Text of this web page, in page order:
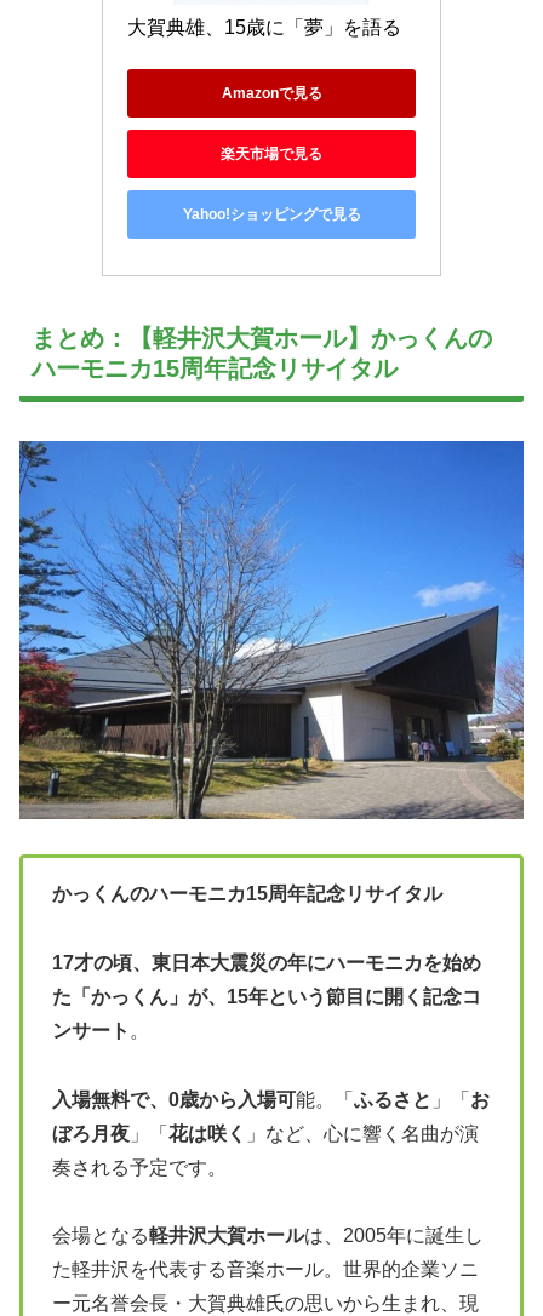
大賀典雄、15歳に「夢」を語る
Amazonで見る
楽天市場で見る
Yahoo!ショッピングで見る
まとめ：【軽井沢大賀ホール】かっくんの
ハーモニカ15周年記念リサイタル
かっくんのハーモニカ15周年記念リサイタル
17才の頃、東日本大震災の年にハーモニカを始め
た「かっくん」が、15年という節目に開く記念コ
ンサート 。
入場無料で、0歳から入場可能。「 ふるさと 」「 お
ぼろ月夜 」「 花は咲く
」など、心に響く名曲が演
奏される予定です。
会場となる軽井沢大賀ホールは、2005年に誕生し
た軽井沢を代表する音楽ホール。世界的企業ソニ
ー元名誉会長・大賀典雄氏の思いから生まれ、現